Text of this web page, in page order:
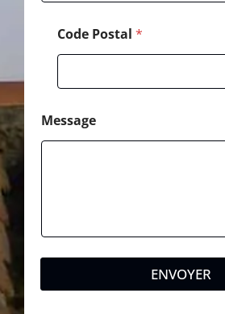
Code Postal *
Message
ENVOYER